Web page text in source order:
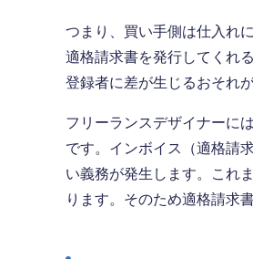
つまり、買い手側は仕入れ
適格請求書を発行してくれ
登録者に差が生じるおそれ
フリーランスデザイナーに
です。インボイス（適格請
い義務が発生します。これ
ります。そのため適格請求